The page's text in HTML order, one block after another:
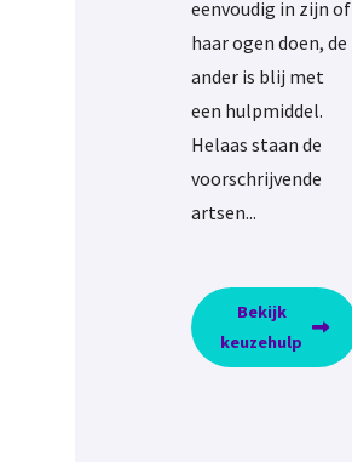
eenvoudig in zijn of
haar ogen doen, de
ander is blij met
een hulpmiddel.
Helaas staan de
voorschrijvende
artsen...
Bekijk
keuzehulp